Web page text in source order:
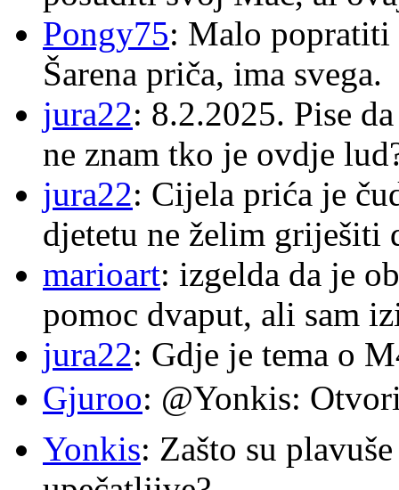
Pongy75: Malo popratiti
Šarena priča, ima svega.
jura22: 8.2.2025. Pise
ne znam tko je ovdje
jura22: Cijela prića je
djetetu ne želim griješiti
marioart: izgelda da je
pomoc dvaput, ali sam
jura22: Gdje je tema o
Gjuroo: @Yonkis:
Yonkis: Zašto su